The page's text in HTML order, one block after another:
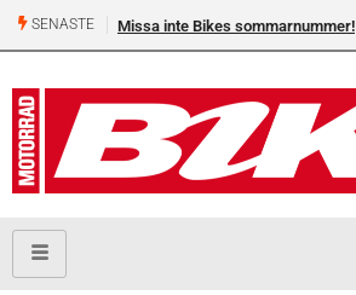
SENASTE Missa inte Bikes sommarnummer!